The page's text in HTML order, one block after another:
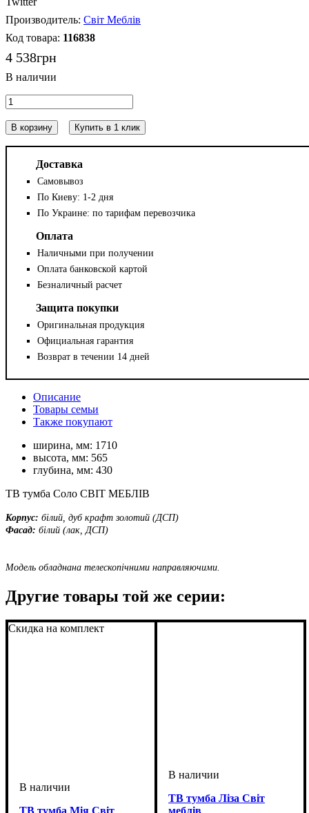
Світ Меблів
116838
4 538грн
В корзину Купить в 1 клик
Доставка
Самовывоз
По Киеву: 1-2 дня
По Украине: по тарифам перевозчика
Оплата
Наличными при получении
Оплата банковской картой
Безналичный расчет
Защита покупки
Оригинальная продукция
Официальная гарантия
Возврат в течении 14 дней
Описание
Товары семьи
Также покупают
ширина, мм: 1710
высота, мм: 565
глубина, мм: 430
ТВ тумба Соло СВІТ МЕБЛІВ
Корпус: білий, дуб крафт золотий (ДСП)
Фасад: білий (лак, ДСП)
Модель обладнана телескопічними направляючими.
Другие товары той же серии:
Скидка на комплект
ТВ тумба Мія Світ
ТВ тумба Ліза Світ
меблів